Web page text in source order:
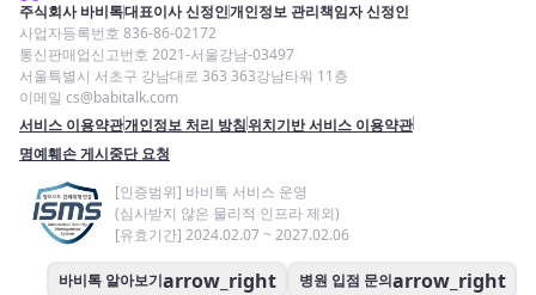
주식회사 바비톡대표이사 신정인개인정보 관리책임자 신정인
사업자등록번호 836-86-02172
통신판매업신고번호 2021-서울강남-03497
서울특별시 서초구 강남대로 363 363강남타워 11층
이메일 cs@babitalk.com
서비스 이용약관개인정보 처리 방침위치기반 서비스 이용약관
명예훼손 게시중단 요청
[인증범위] 바비톡 서비스 운영
(심사받지 않은 물리적 인프라 제외)
[유효기간] 2024.02.07 ~ 2027.02.06
바비톡 알아보기arrow_right 병원 입점 문의arrow_right